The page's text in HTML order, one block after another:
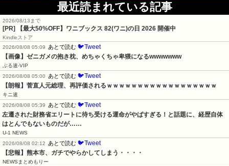
最近読まれている記事
2026/08/13まで
[PR] 【最大50%OFF】ワニブックス 82(ワニ)の日 2026 開催中
Kindleストア
2026/08/08 05:09 あとで読む 🐦Tweet
【画像】ゼニガメの抱き枕、めちゃくちゃ卑猥になるwwwwwww
ぶる速-VIP
2026/08/08 05:00 あとで読む 🐦Tweet
【朗報】菅直人元総理、再評価されるｗｗｗｗｗｗｗｗｗｗｗｗｗｗｗｗｗｗ
キニ速
2026/08/08 05:39 あとで読む 🐦Tweet
左遷された財務省エリートに待ち受ける運命がやばすぎる！と話題に、経歴自体
はとんでもないものだが……
U-1 NEWS
2026/08/08 02:12 あとで読む 🐦Tweet
【悲報】熊本市、ガチでやらかしてしまう・・・・
NEWSまとめもりー